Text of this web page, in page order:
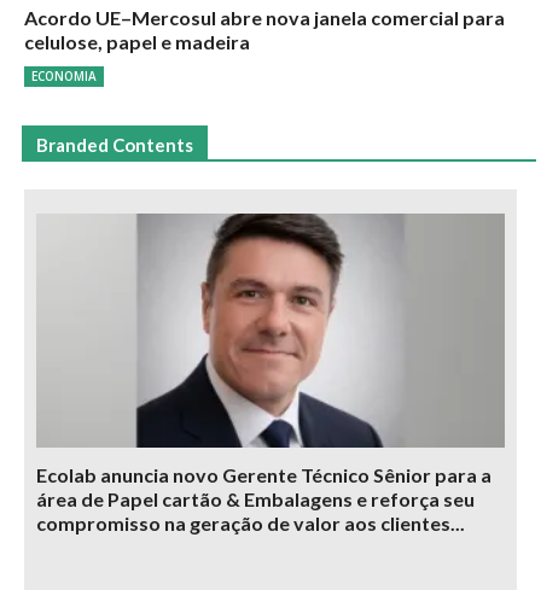
Acordo UE–Mercosul abre nova janela comercial para
celulose, papel e madeira
ECONOMIA
Branded Contents
Ecolab anuncia novo Gerente Técnico Sênior para a
área de Papel cartão & Embalagens e reforça seu
compromisso na geração de valor aos clientes...